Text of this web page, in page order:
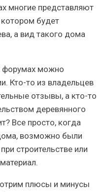
многие представляют
будет
а вид такого дома
форумах можно
Кто-то из владельцев
отзывы, а кто-то
деревянного
Все просто, когда
возможно были
строительстве или
плюсы и минусы